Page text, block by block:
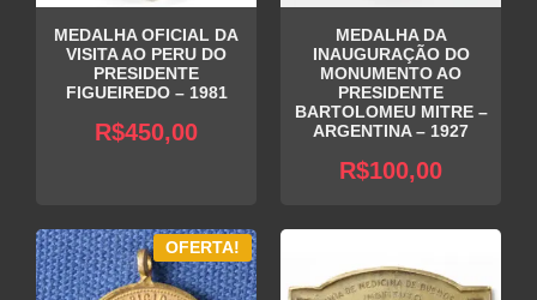
MEDALHA OFICIAL DA
VISITA AO PERU DO
PRESIDENTE
FIGUEIREDO – 1981
R$450,00
MEDALHA DA
INAUGURAÇÃO DO
MONUMENTO AO
PRESIDENTE
BARTOLOMEU MITRE –
ARGENTINA – 1927
R$100,00
OFERTA!